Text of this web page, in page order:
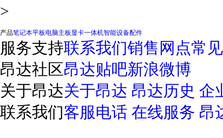
>
产品笔记本平板电脑主板显卡一体机智能设备配件
服务支持联系我们销售网点常
昂达社区昂达贴吧新浪微博
关于昂达关于昂达 昂达历史 企
联系我们客服电话 在线服务 昂